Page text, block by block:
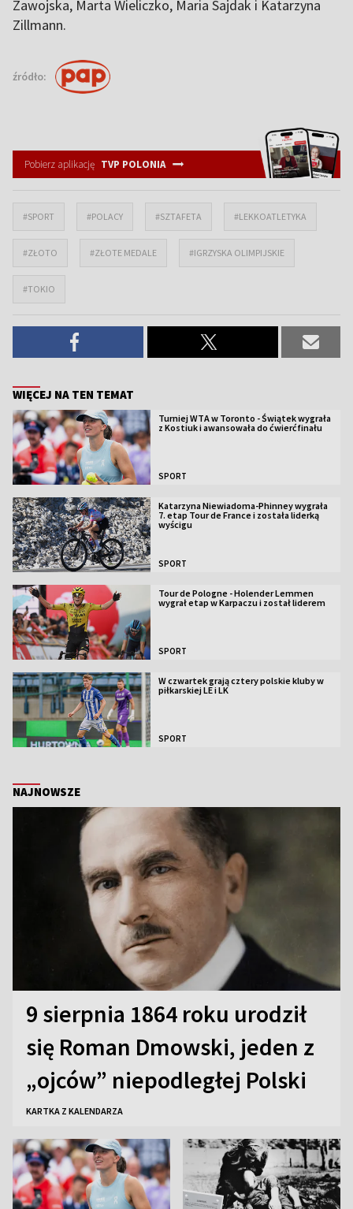
Zawojska, Marta Wieliczko, Maria Sajdak i Katarzyna
Zillmann.
źródło:
Pobierz aplikację TVP POLONIA
#SPORT #POLACY #SZTAFETA #LEKKOATLETYKA
#ZŁOTO #ZŁOTE MEDALE #IGRZYSKA OLIMPIJSKIE
#TOKIO
WIĘCEJ NA TEN TEMAT
Turniej WTA w Toronto - Świątek wygrała
z Kostiuk i awansowała do ćwierćfinału
SPORT
Katarzyna Niewiadoma-Phinney wygrała
7. etap Tour de France i została liderką
wyścigu
SPORT
Tour de Pologne - Holender Lemmen
wygrał etap w Karpaczu i został liderem
SPORT
W czwartek grają cztery polskie kluby w
piłkarskiej LE i LK
SPORT
NAJNOWSZE
9 sierpnia 1864 roku urodził
się Roman Dmowski, jeden z
„ojców” niepodległej Polski
KARTKA Z KALENDARZA